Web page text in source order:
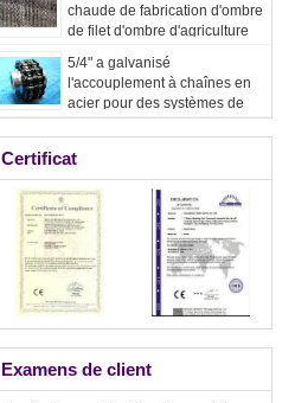
chaude de fabrication d'ombre
de filet d'ombre d'agriculture
5/4" a galvanisé
l'accouplement à chaînes en
acier pour des systèmes de
ventilation de serre chaude
Certificat
Examens de client